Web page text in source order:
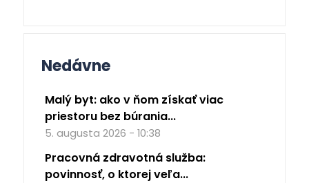
Nedávne
Malý byt: ako v ňom získať viac
priestoru bez búrania...
5. augusta 2026 - 10:38
Pracovná zdravotná služba:
povinnosť, o ktorej veľa...